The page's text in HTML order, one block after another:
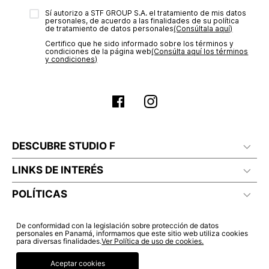
estado de tu compra puedes ingresar al menú de “Mi cuenta -
Mis Pedidos” en nuestra página webwww.studiofpanama.pa
Sí autorizo a STF GROUP S.A. el tratamiento de mis datos
personales, de acuerdo a las finalidades de su política
de tratamiento de datos personales‎(Consúltala aquí)
Certifico que he sido informado sobre los términos y
condiciones de la página web‎(Consúlta aquí los términos
y condiciones)
DESCUBRE STUDIO F
LINKS DE INTERÉS
POLÍTICAS
De conformidad con la legislación sobre protección de datos
personales en Panamá, informamos que este sitio web utiliza cookies
para diversas finalidades.Ver Política de uso de cookies.
Aceptar cookies